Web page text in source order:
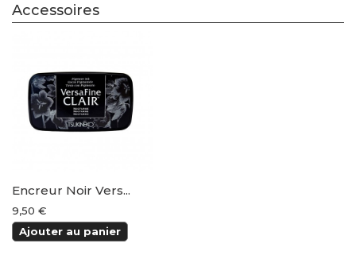
Accessoires
Encreur Noir Vers...
9,50 €
Ajouter au panier